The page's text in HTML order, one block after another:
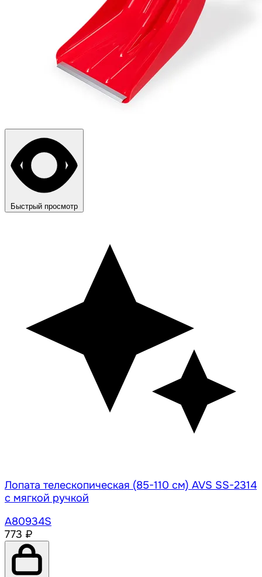
Быстрый просмотр
Лопата телескопическая (85-110 см) AVS SS-2314
с мягкой ручкой
A80934S
773 ₽